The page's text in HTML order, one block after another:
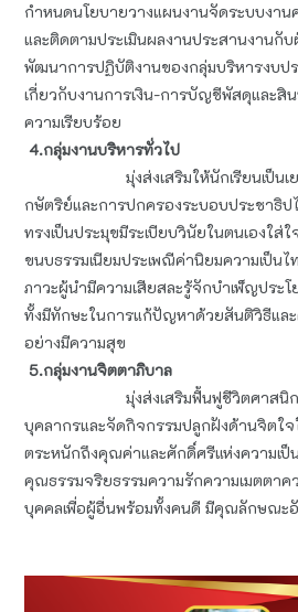
กำหนดนโยบายวางแผนงานจัดระบบงา
และติดตามประเมินผลงานประสานงานกับ
พัฒนาการปฏิบัติงานของกลุ่มบริหารงบป
เกี่ยวกับงานการเงิน-การบัญชีพัสดุและสิ
ความเรียบร้อย
4.กลุ่มงานบริหารทั่วไป
มุ่งส่งเสริมให้นักเรียนเป็นเยา
กษัตริย์และการปกครองระบอบประชาธิ
ทรงเป็นประมุขมีระเบียบวินัยในตนเองใส่
ขนบธรรมเนียมประเพณีค่านิยมความเป็น
ภาวะผู้นำมีความเสียสละรู้จักบำเพ็ญประ
ทั้งมีทักษะในการแก้ปัญหาด้วยสันติวิธีแล
อย่างมีความสุข
5.กลุ่มงานจิตตาภิบาล
มุ่งส่งเสริมฟื้นฟูชีวิตศาสนิกชน
บุคลากรและจัดกิจกรรมปลูกฝังด้านจิตใจ
ตระหนักถึงคุณค่าและศักดิ์ศรีแห่งความเป็
คุณธรรมจริยธรรมความรักความเมตตาค
บุคคลเพื่อผู้อื่นพร้อมทั้งคนดี มีคุณลักษณะ